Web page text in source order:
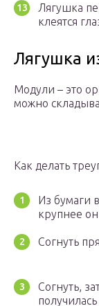
Лягушка
клеятся
Лягушка
Модули – это
можно
Как делать
Из бумаги
крупнее
Согнуть
Согнуть,